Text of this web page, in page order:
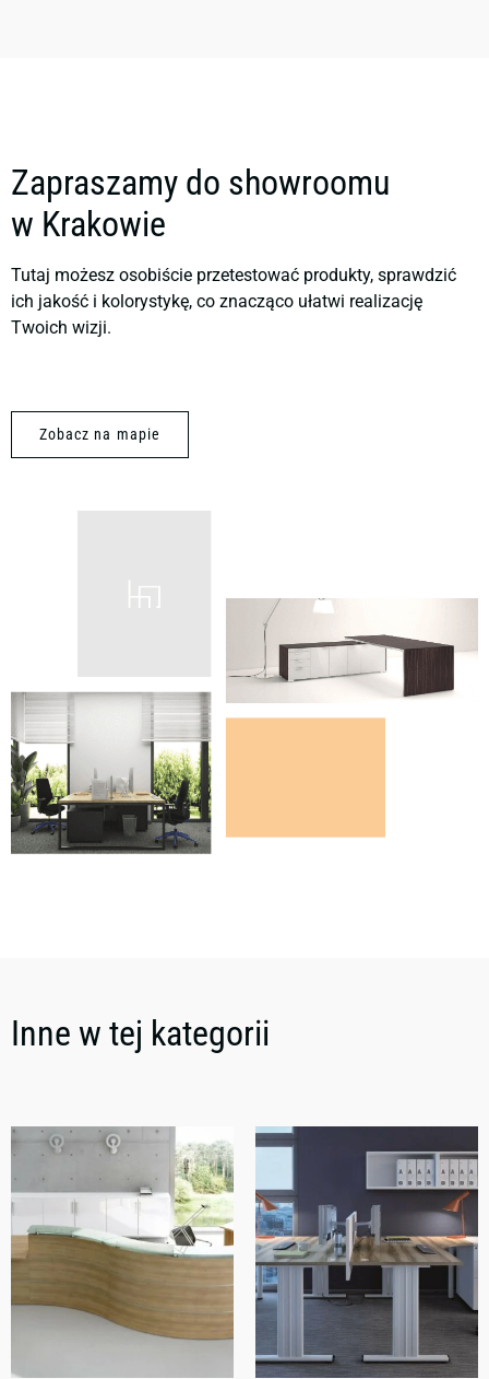
Zapraszamy do showroomu
w Krakowie
Tutaj możesz osobiście przetestować produkty, sprawdzić
ich jakość i kolorystykę, co znacząco ułatwi realizację
Twoich wizji.
Zobacz na mapie
Inne w tej kategorii